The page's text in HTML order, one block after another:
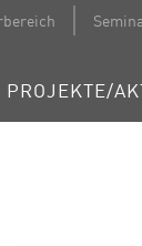
PROJEKTE/